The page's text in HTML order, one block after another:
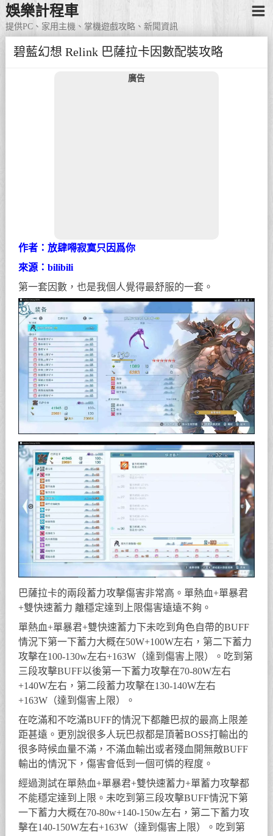
娛樂計程車
提供PC、家用主機、掌機遊戲攻略、新聞資訊
碧藍幻想 Relink 巴薩拉卡因數配裝攻略
廣告
作者：放肆嘚寂寞只因爲你
來源：bilibili
第一套因數，也是我個人覺得最舒服的一套。
巴薩拉卡的兩段蓄力攻擊傷害非常高。單熱血+單暴君
+雙快速蓄力 離穩定達到上限傷害遠遠不夠。
單熱血+單暴君+雙快速蓄力下未吃到角色自帶的BUFF
情況下第一下蓄力大概在50W+100W左右，第二下蓄力
攻擊在100-130w左右+163W（達到傷害上限）。吃到第
三段攻擊BUFF以後第一下蓄力攻擊在70-80W左右
+140W左右，第二段蓄力攻擊在130-140W左右
+163W（達到傷害上限）。
在吃滿和不吃滿BUFF的情況下都離巴叔的最高上限差
距甚遠。更別說很多人玩巴叔都是頂著BOSS打輸出的
很多時候血量不滿，不滿血輸出或者殘血開無敵BUFF
輸出的情況下，傷害會低到一個可憐的程度。
經過測試在單熱血+單暴君+雙快速蓄力+單蓄力攻擊都
不能穩定達到上限。未吃到第三段攻擊BUFF情況下第
一下蓄力大概在70-80w+140-150w左右，第二下蓄力攻
擊在140-150W左右+163W（達到傷害上限）。吃到第